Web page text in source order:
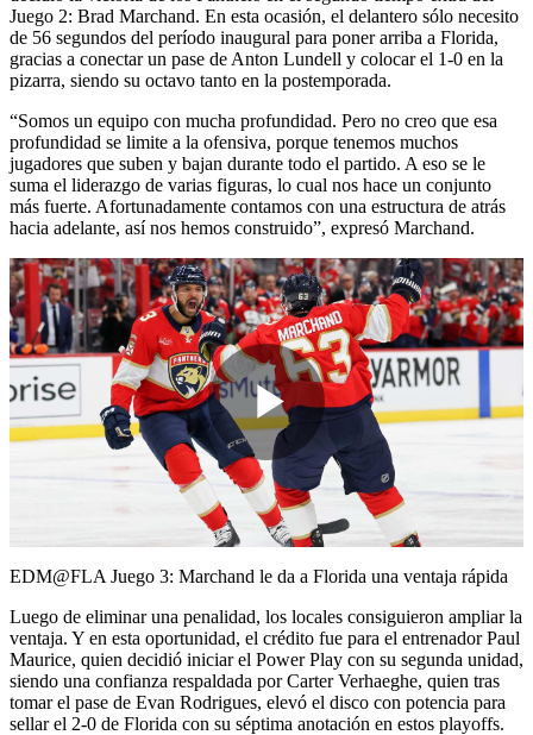
Juego 2: Brad Marchand. En esta ocasión, el delantero sólo necesito
de 56 segundos del período inaugural para poner arriba a Florida,
gracias a conectar un pase de Anton Lundell y colocar el 1-0 en la
pizarra, siendo su octavo tanto en la postemporada.
“Somos un equipo con mucha profundidad. Pero no creo que esa
profundidad se limite a la ofensiva, porque tenemos muchos
jugadores que suben y bajan durante todo el partido. A eso se le
suma el liderazgo de varias figuras, lo cual nos hace un conjunto
más fuerte. Afortunadamente contamos con una estructura de atrás
hacia adelante, así nos hemos construido”, expresó Marchand.
Play
Video
EDM@FLA Juego 3: Marchand le da a Florida una ventaja rápida
Luego de eliminar una penalidad, los locales consiguieron ampliar la
ventaja. Y en esta oportunidad, el crédito fue para el entrenador Paul
Maurice, quien decidió iniciar el Power Play con su segunda unidad,
siendo una confianza respaldada por Carter Verhaeghe, quien tras
tomar el pase de Evan Rodrigues, elevó el disco con potencia para
sellar el 2-0 de Florida con su séptima anotación en estos playoffs.